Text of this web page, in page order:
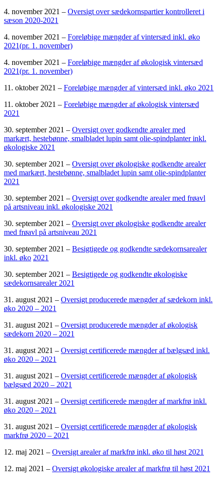
4. november 2021 – Oversigt over sædekornspartier kontrolleret i
sæson 2020-2021
4. november 2021 – Foreløbige mængder af vintersæd inkl. øko
2021(pr. 1. november)
4. november 2021 – Foreløbige mængder af økologisk vintersæd
2021(pr. 1. november)
11. oktober 2021 – Foreløbige mængder af vintersæd inkl. øko 2021
11. oktober 2021 – Foreløbige mængder af økologisk vintersæd
2021
30. september 2021 – Oversigt over godkendte arealer med
markært, hestebønne, smalbladet lupin samt olie-spindplanter inkl.
økologiske 2021
30. september 2021 – Oversigt over økologiske godkendte arealer
med markært, hestebønne, smalbladet lupin samt olie-spindplanter
2021
30. september 2021 – Oversigt over godkendte arealer med frøavl
på artsniveau inkl. økologiske 2021
30. september 2021 – Oversigt over økologiske godkendte arealer
med frøavl på artsniveau 2021
30. september 2021 – Besigtigede og godkendte sædekornsarealer
inkl. øko 2021
30. september 2021 – Besigtigede og godkendte økologiske
sædekornsarealer 2021
31. august 2021 – Oversigt producerede mængder af sædekorn inkl.
øko 2020 – 2021
31. august 2021 – Oversigt producerede mængder af økologisk
sædekorn 2020 – 2021
31. august 2021 – Oversigt certificerede mængder af bælgsæd inkl.
øko 2020 – 2021
31. august 2021 – Oversigt certificerede mængder af økologisk
bælgsæd 2020 – 2021
31. august 2021 – Oversigt certificerede mængder af markfrø inkl.
øko 2020 – 2021
31. august 2021 – Oversigt certificerede mængder af økologisk
markfrø 2020 – 2021
12. maj 2021 – Oversigt arealer af markfrø inkl. øko til høst 2021
12. maj 2021 – Oversigt økologiske arealer af markfrø til høst 2021